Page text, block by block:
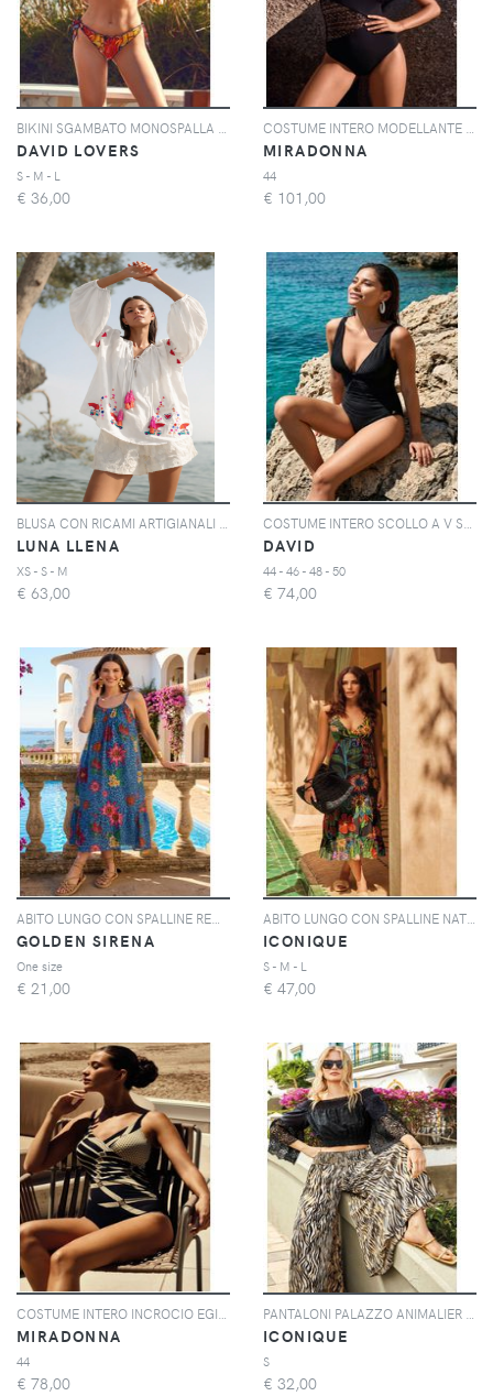
DAVID LOVERS
S - M - L
€ 36,00
MIRADONNA
44
€ 101,00
LUNA LLENA
XS - S - M
€ 63,00
DAVID
44 - 46 - 48 - 50
€ 74,00
GOLDEN SIRENA
One size
€ 21,00
ICONIQUE
S - M - L
€ 47,00
MIRADONNA
44
€ 78,00
ICONIQUE
S
€ 32,00